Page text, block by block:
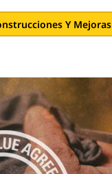
Y Mejoras